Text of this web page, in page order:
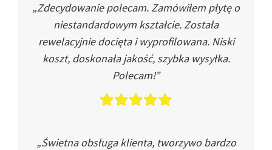
„Zdecydowanie polecam. Zamówiłem płytę o
niestandardowym kształcie. Została
rewelacyjnie docięta i wyprofilowana. Niski
koszt, doskonała jakość, szybka wysyłka.
Polecam!”
„Świetna obsługa klienta, tworzywo bardzo